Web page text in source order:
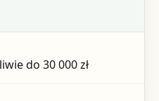
do 30 000 zł